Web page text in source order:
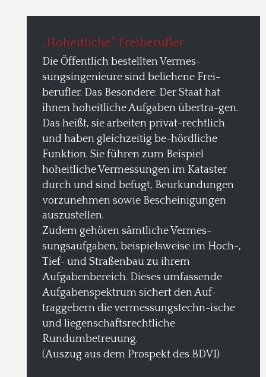
„Hoheitliche“ Freiberufler
Die Öffentlich bestellten Vermes-
sungsingenieure sind beliehene Frei-
berufler. Das Besondere: Der Staat hat
ihnen hoheitliche Aufgaben übertra-gen.
Das heißt, sie arbeiten privat-rechtlich
und haben gleichzeitig be-hördliche
Funktion. Sie führen zum Beispiel
hoheitliche Vermessungen im Kataster
durch und sind befugt, Beurkundungen
vorzunehmen sowie Bescheinigungen
auszustellen.
Zudem gehören sämtliche Vermes-
sungsaufgaben, beispielsweise im Hoch-,
Tief- und Straßenbau zu ihrem
Aufgabenbereich. Dieses umfassende
Aufgabenspektrum sichert den Auf-
traggebern die vermessungstechn-ische
und liegenschaftsrechtliche
Rundumbetreuung.
(Auszug aus dem Prospekt des BDVI)